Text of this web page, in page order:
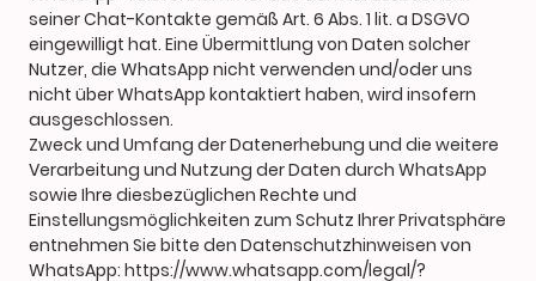
seiner Chat-Kontakte gemäß Art. 6 Abs. 1 lit. a DSGVO
eingewilligt hat. Eine Übermittlung von Daten solcher
Nutzer, die WhatsApp nicht verwenden und/oder uns
nicht über WhatsApp kontaktiert haben, wird insofern
ausgeschlossen.
Zweck und Umfang der Datenerhebung und die weitere
Verarbeitung und Nutzung der Daten durch WhatsApp
sowie Ihre diesbezüglichen Rechte und
Einstellungsmöglichkeiten zum Schutz Ihrer Privatsphäre
entnehmen Sie bitte den Datenschutzhinweisen von
WhatsApp: https://www.whatsapp.com/legal/?